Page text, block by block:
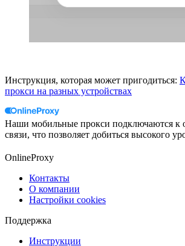
Инструкция, которая может пригодиться:
прокси на разных устройствах
Наши мобильные прокси подключаются к
связи, что позволяет добиться высокого
OnlineProxy
Контакты
О компании
Настройки cookies
Поддержка
Инструкции